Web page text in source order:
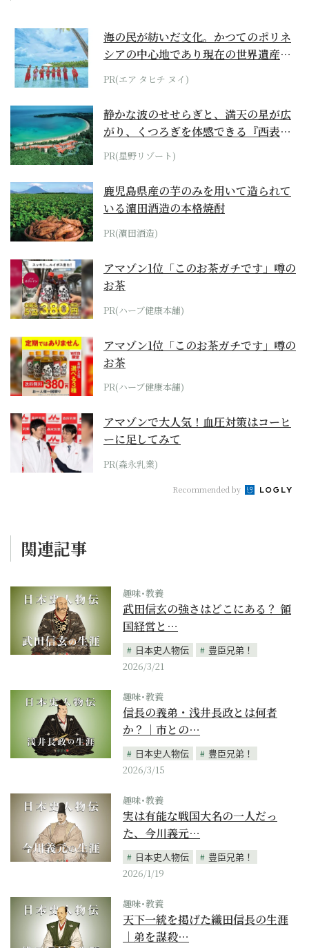
海の民が紡いだ文化。かつてのポリネ
シアの中心地であり現在の世界遺産か
らみえてくる...
PR(エア タヒチ ヌイ)
静かな波のせせらぎと、満天の星が広
がり、くつろぎを体感できる『西表島
ホテル by...
PR(星野リゾート)
鹿児島県産の芋のみを用いて造られて
いる濵田酒造の本格焼酎
PR(濵田酒造)
アマゾン1位「このお茶ガチです」噂の
お茶
PR(ハーブ健康本舗)
アマゾン1位「このお茶ガチです」噂の
お茶
PR(ハーブ健康本舗)
アマゾンで大人気！血圧対策はコーヒ
ーに足してみて
PR(森永乳業)
Recommended by
関連記事
趣味･教養
武田信玄の強さはどこにある？ 領
国経営と…
日本史人物伝
豊臣兄弟！
2026/3/21
趣味･教養
信長の義弟・浅井長政とは何者
か？｜市との…
日本史人物伝
豊臣兄弟！
2026/3/15
趣味･教養
実は有能な戦国大名の一人だっ
た、今川義元…
日本史人物伝
豊臣兄弟！
2026/1/19
趣味･教養
天下一統を掲げた織田信長の生涯
｜弟を謀殺…